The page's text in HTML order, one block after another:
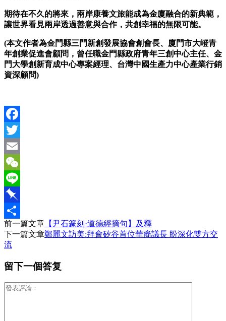
期待在不久的將來，兩岸康養文旅能成為金廈融合的新典範，
讓世界看見兩岸透過善意與合作，共創幸福的無限可能。
(本文作者為金門縣三門新創發展協會創會長、廈門市大嶝青
年創業促進會顧問，曾任職金門縣政府青年三創中心主任、金
門大學創新育成中心專案經理、台灣中國生產力中心產業行銷
資深顧問)
Facebook
Twitter
Email
WeChat
Line
Pinboard
分
享
前一篇文章 【尹石篆刻·道德經摘句】及釋
下一篇文章鄭麗文訪美:拜會矽谷首位華裔議長 盼深化雙方交
流
留下一個答复